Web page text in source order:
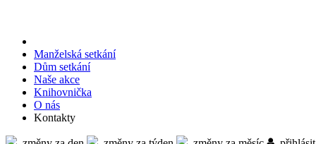
Manželská setkání
Dům setkání
Naše akce
Knihov­nička
O nás
Kontakty